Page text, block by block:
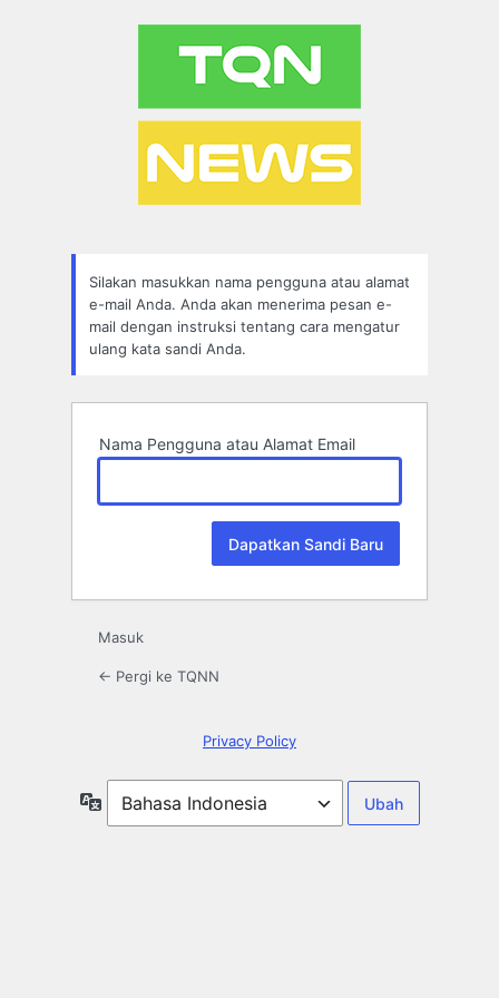
Silakan masukkan nama pengguna atau alamat
e-mail Anda. Anda akan menerima pesan e-
mail dengan instruksi tentang cara mengatur
ulang kata sandi Anda.
Nama Pengguna atau Alamat Email
Masuk
← Pergi ke TQNN
Privacy Policy
Bahasa